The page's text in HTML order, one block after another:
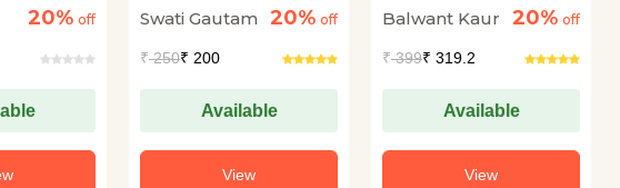
And
20% off
Swati Gautam
20% off
₹250₹ 200
Available
View
Aur Teesri Pirhi
Balwant Kaur 20% off
₹399₹ 319.2
Available
View